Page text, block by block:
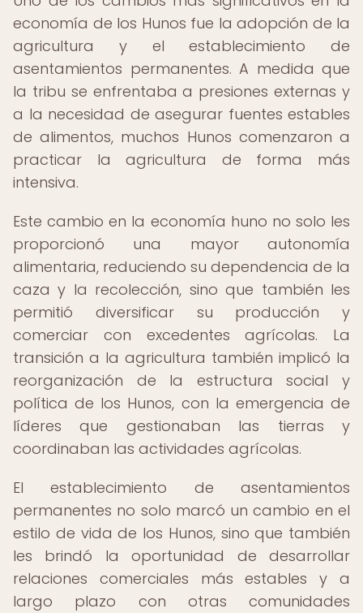
economía de los Hunos fue la adopción de la
agricultura y el establecimiento de
asentamientos permanentes. A medida que
la tribu se enfrentaba a presiones externas y
a la necesidad de asegurar fuentes estables
de alimentos, muchos Hunos comenzaron a
practicar la agricultura de forma más
intensiva.
Este cambio en la economía huno no solo les
proporcionó una mayor autonomía
alimentaria, reduciendo su dependencia de la
caza y la recolección, sino que también les
permitió diversificar su producción y
comerciar con excedentes agrícolas. La
transición a la agricultura también implicó la
reorganización de la estructura social y
política de los Hunos, con la emergencia de
líderes que gestionaban las tierras y
coordinaban las actividades agrícolas.
El establecimiento de asentamientos
permanentes no solo marcó un cambio en el
estilo de vida de los Hunos, sino que también
les brindó la oportunidad de desarrollar
relaciones comerciales más estables y a
largo plazo con otras comunidades